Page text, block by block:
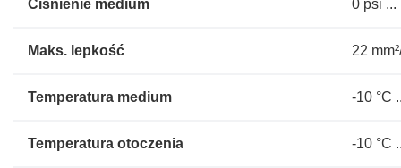
Ciśnienie medium 0 psi ...
Maks. lepkość 22
Temperatura medium -10 °C
Temperatura otoczenia -10 °C